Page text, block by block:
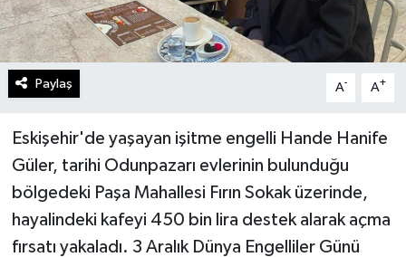
Paylaş A- A+
Eskişehir'de yaşayan işitme engelli Hande Hanife
Güler, tarihi Odunpazarı evlerinin bulunduğu
bölgedeki Paşa Mahallesi Fırın Sokak üzerinde,
hayalindeki kafeyi 450 bin lira destek alarak açma
fırsatı yakaladı. 3 Aralık Dünya Engelliler Günü
Spor
Teknoloji
Yurttan